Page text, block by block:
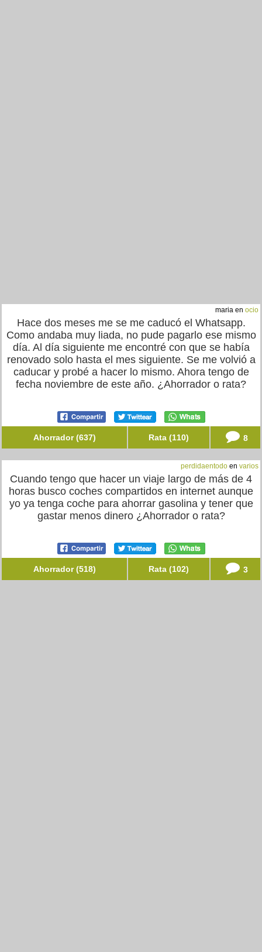
maria en ocio
Hace dos meses me se me caducó el Whatsapp.
Como andaba muy liada, no pude pagarlo ese mismo
día. Al día siguiente me encontré con que se había
renovado solo hasta el mes siguiente. Se me volvió a
caducar y probé a hacer lo mismo. Ahora tengo de
fecha noviembre de este año. ¿Ahorrador o rata?
Ahorrador (637) Rata (110) 8
perdidaentodo en varios
Cuando tengo que hacer un viaje largo de más de 4
horas busco coches compartidos en internet aunque
yo ya tenga coche para ahorrar gasolina y tener que
gastar menos dinero ¿Ahorrador o rata?
Ahorrador (518) Rata (102) 3